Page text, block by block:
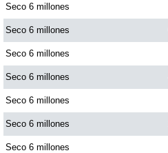
Seco 6 millones
Seco 6 millones
Seco 6 millones
Seco 6 millones
Seco 6 millones
Seco 6 millones
Seco 6 millones